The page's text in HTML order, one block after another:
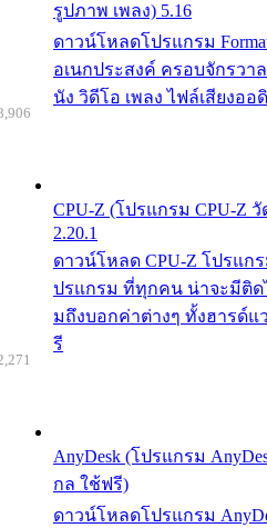
รูปภาพ เพลง) 5.16
ดาวน์โหลดโปรแกรม
อเนกประสงค์ ครอบจักรวา
นัง วิดีโอ เพลง ไฟล์เสียงออ
CPU-Z (โปรแกรม CPU-Z
2.20.1
ดาวน์โหลด CPU-Z โปรแก
ปรแกรม ที่ทุกคน น่าจะมีติด
มถึงบอกค่าต่างๆ ทั้งฮารด์แ
รี
AnyDesk (โปรแกรม
กล ใช้ฟรี)
ดาวน์โหลดโปรแกรม